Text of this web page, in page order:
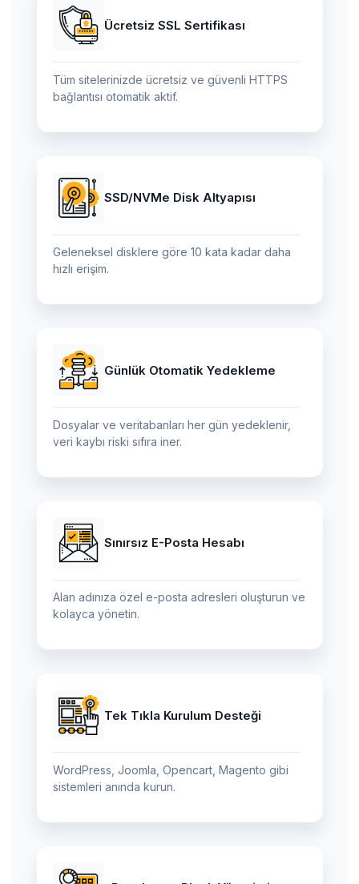
Ücretsiz SSL Sertifikası
Tüm sitelerinizde ücretsiz ve güvenli HTTPS
bağlantısı otomatik aktif.
SSD/NVMe Disk Altyapısı
Geleneksel disklere göre 10 kata kadar daha
hızlı erişim.
Günlük Otomatik Yedekleme
Dosyalar ve veritabanları her gün yedeklenir,
veri kaybı riski sıfıra iner.
Sınırsız E-Posta Hesabı
Alan adınıza özel e-posta adresleri oluşturun ve
kolayca yönetin.
Tek Tıkla Kurulum Desteği
WordPress, Joomla, Opencart, Magento gibi
sistemleri anında kurun.